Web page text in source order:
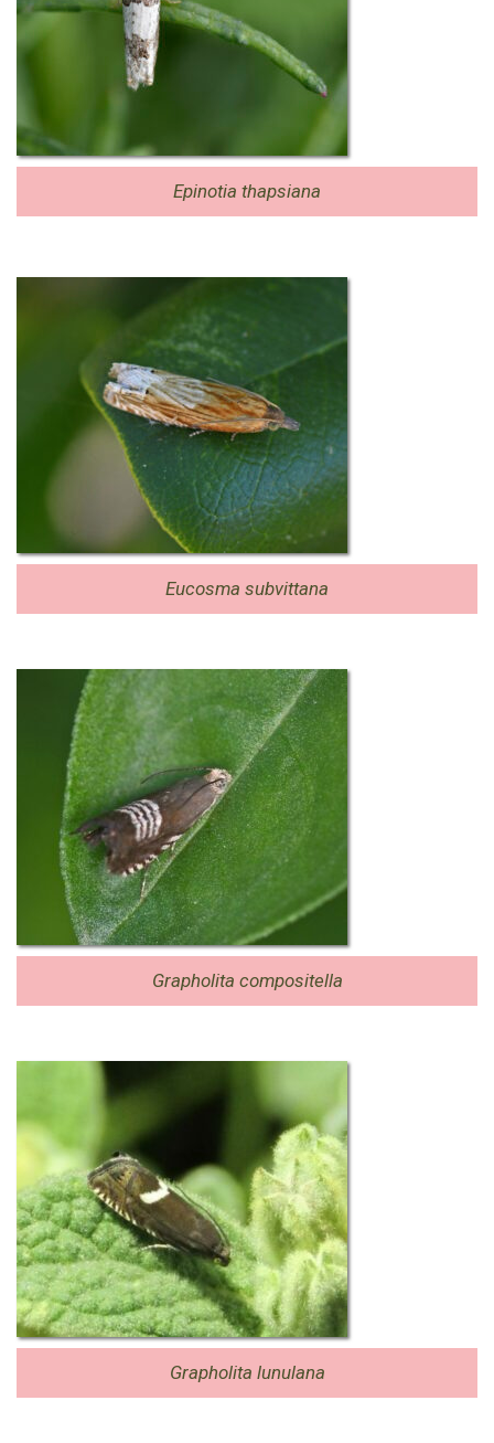
Epinotia thapsiana
Eucosma subvittana
Grapholita compositella
Grapholita lunulana